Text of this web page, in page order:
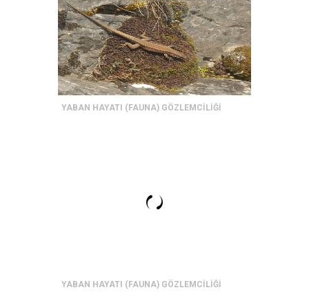
YABAN HAYATI (FAUNA) GÖZLEMCİLİĞİ
YABAN HAYATI (FAUNA) GÖZLEMCİLİĞİ